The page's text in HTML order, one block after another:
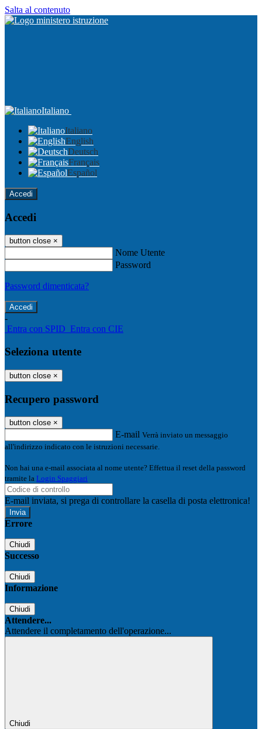
Salta al contenuto
Italiano
Italiano
English
Deutsch
Français
Español
Accedi
Accedi
button close ×
Nome Utente
Password
Password dimenticata?
-
Entra con SPID Entra con CIE
Seleziona utente
button close ×
Recupero password
button close ×
E-mail Verrà inviato un messaggio
all'indirizzo indicato con le istruzioni necessarie.
Non hai una e-mail associata al nome utente? Effettua il reset della password
tramite la Login Spaggiari
E-mail inviata, si prega di controllare la casella di posta elettronica!
Errore
Chiudi
Successo
Chiudi
Informazione
Chiudi
Attendere...
Attendere il completamento dell'operazione...
Chiudi